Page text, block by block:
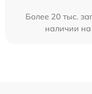
Более 20 тыс.
наличии на